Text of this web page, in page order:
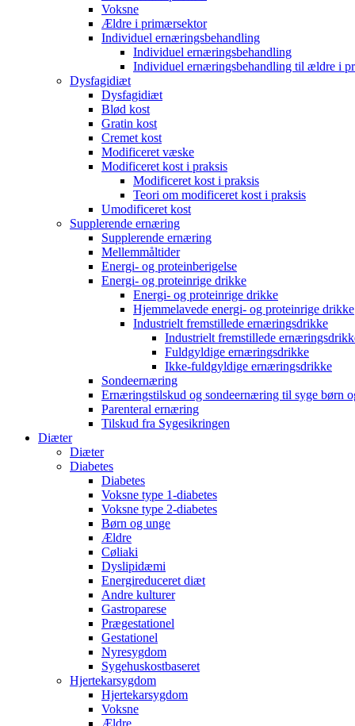
Voksne
Ældre i primærsektor
Individuel ernæringsbehandling
Individuel ernæringsbehandling
Individuel ernæringsbehandling til ældre i
Dysfagidiæt
Dysfagidiæt
Blød kost
Gratin kost
Cremet kost
Modificeret væske
Modificeret kost i praksis
Modificeret kost i praksis
Teori om modificeret kost i praksis
Umodificeret kost
Supplerende ernæring
Supplerende ernæring
Mellemmåltider
Energi- og proteinberigelse
Energi- og proteinrige drikke
Energi- og proteinrige drikke
Hjemmelavede energi- og proteinrige drikke
Industrielt fremstillede ernæringsdrikke
Industrielt fremstillede
Fuldgyldige ernæringsdrikke
Ikke-fuldgyldige ernæringsdrikke
Sondeernæring
Ernæringstilskud og sondeernæring til syge børn
Parenteral ernæring
Tilskud fra Sygesikringen
Diæter
Diæter
Diabetes
Diabetes
Voksne type 1-diabetes
Voksne type 2-diabetes
Børn og unge
Ældre
Cøliaki
Dyslipidæmi
Energireduceret diæt
Andre kulturer
Gastroparese
Prægestationel
Gestationel
Nyresygdom
Sygehuskostbaseret
Hjertekarsygdom
Hjertekarsygdom
Voksne
Ældre